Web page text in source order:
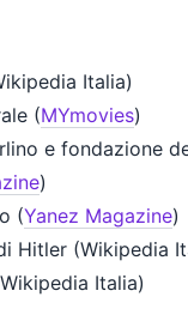
Italia)
(MYmovies)
e fondazione
)
(Yanez Magazine)
Hitler (Wikipedia
Italia)